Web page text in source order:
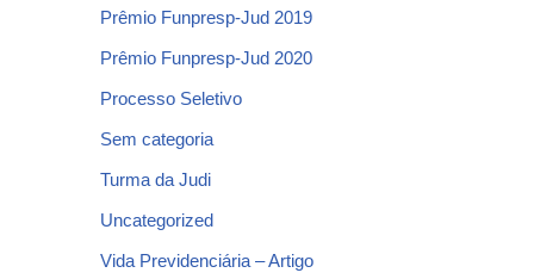
Prêmio Funpresp-Jud 2019
Prêmio Funpresp-Jud 2020
Processo Seletivo
Sem categoria
Turma da Judi
Uncategorized
Vida Previdenciária – Artigo